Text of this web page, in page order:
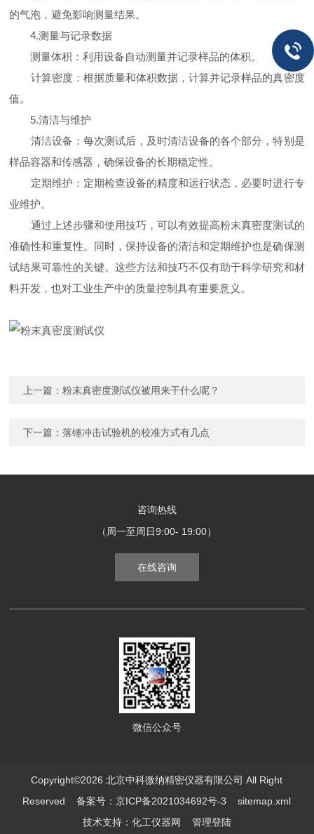
的气泡，避免影响测量结果。
4.测量与记录数据
测量体积：利用设备自动测量并记录样品的体积。
计算密度：根据质量和体积数据，计算并记录样品的真密度
值。
5.清洁与维护
清洁设备：每次测试后，及时清洁设备的各个部分，特别是
样品容器和传感器，确保设备的长期稳定性。
定期维护：定期检查设备的精度和运行状态，必要时进行专
业维护。
通过上述步骤和使用技巧，可以有效提高粉末真密度测试的
准确性和重复性。同时，保持设备的清洁和定期维护也是确保测
试结果可靠性的关键。这些方法和技巧不仅有助于科学研究和材
料开发，也对工业生产中的质量控制具有重要意义。
上一篇：粉末真密度测试仪被用来干什么呢？
下一篇：落锤冲击试验机的校准方式有几点
咨询热线
（周一至周日9:00- 19:00）
在线咨询
微信公众号
Copyright©2026 北京中科微纳精密仪器有限公司 All Right
Reserved备案号：京ICP备2021034692号-3
sitemap.xml
技术支持： 化工仪器网 管理登陆